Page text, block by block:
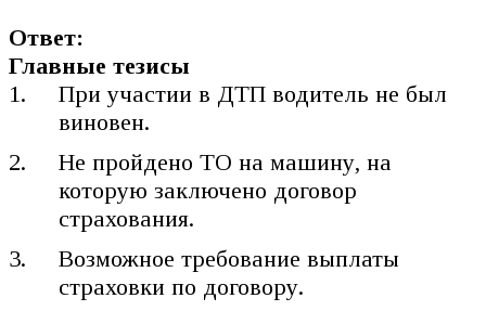
Ответ:
Главные тезисы
При участии в ДТП водитель не был
виновен.
Не пройдено ТО на машину, на
которую заключено договор
страхования.
Возможное требование выплаты
страховки по договору.